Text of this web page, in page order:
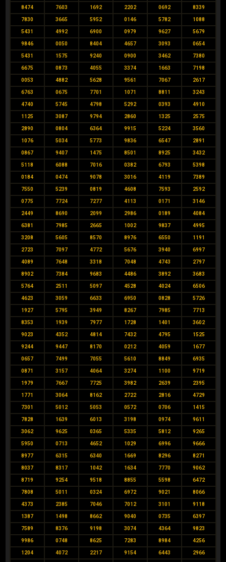
8474 7603 1692 2202 0692 8339
7830 3665 5952 0146 5782 1088
5431 4992 6900 0979 9627 5679
9846 0050 8404 4657 3093 0654
5431 1575 9240 0900 3462 7380
6675 0873 4055 3374 1663 7198
0053 4882 5628 9561 7067 2617
6763 0675 7701 1071 8811 3243
4740 5745 4798 5292 0393 4910
1125 3087 9794 2860 1325 2575
2890 0804 6364 9915 5224 3560
1076 5034 5773 9836 6547 2891
0867 9407 1475 8501 8925 3432
5118 6088 7016 0382 6793 5398
0184 0474 9078 3016 4119 7389
7550 5239 0819 4608 7593 2592
0775 7724 7277 4113 0171 3146
2449 8690 2099 2986 0189 4084
6381 7985 2665 1002 9837 4995
3208 5605 8570 8976 6550 1191
2723 7097 4772 5676 3940 6997
4089 7648 3318 7048 4743 2797
8902 7384 9683 4486 3892 3683
5764 2511 5097 4528 4024 6506
4623 3059 6633 6950 0828 5726
1927 5795 3949 8267 7985 7713
8353 1939 7977 1728 1401 3602
9023 4352 4814 7432 4795 1525
9244 9447 8170 0212 4059 1677
0657 7499 7055 5610 8849 6935
0871 3157 4064 3274 1100 9719
1979 7667 7725 3982 2639 2395
1771 3064 8162 2722 2816 4729
7301 5012 5053 0572 0706 1415
7828 1639 6013 3198 0974 9611
3062 9625 0365 5335 5812 9265
5950 0713 4652 1029 6996 9666
8977 6315 6340 1669 8296 8271
8037 8317 1042 1634 7770 9062
8719 9254 9518 8855 5598 6472
7808 5011 0324 6972 9021 8066
4373 2385 7046 7012 3101 9118
1387 1498 8662 9040 0735 6397
7589 8376 9198 3074 4364 9823
9986 0748 8625 7283 8984 4256
1204 4072 2217 9154 6443 2966